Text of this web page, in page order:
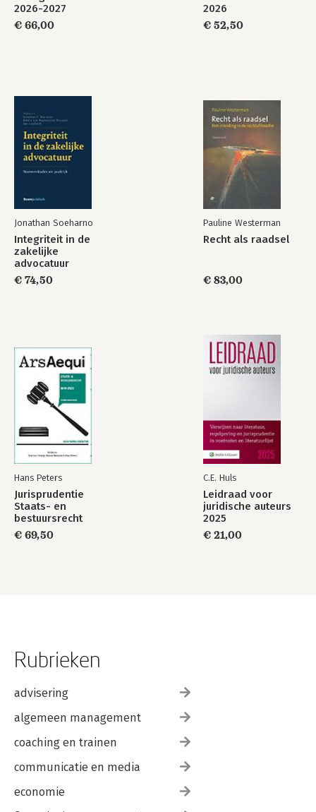
2026-2027
€ 66,00
2026
€ 52,50
Jonathan Soeharno
Integriteit in de
zakelijke
advocatuur
€ 74,50
Pauline Westerman
Recht als raadsel
€ 83,00
Hans Peters
Jurisprudentie
Staats- en
bestuursrecht
1849-2025
€ 69,50
C.E. Huls
Leidraad voor
juridische auteurs
2025
€ 21,00
Rubrieken
advisering
algemeen management
coaching en trainen
communicatie en media
economie